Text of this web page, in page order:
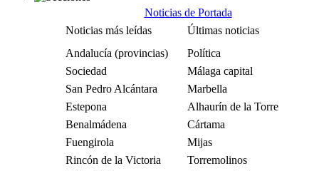
Noticias de Portada
Noticias más leídas
Últimas noticias
Andalucía (provincias)
Política
Sociedad
Málaga capital
San Pedro Alcántara
Marbella
Estepona
Alhaurín de la Torre
Benalmádena
Cártama
Fuengirola
Mijas
Rincón de la Victoria
Torremolinos